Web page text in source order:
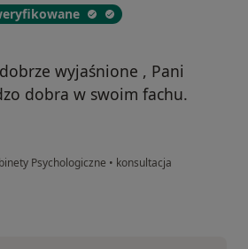
wyjaśnione , Pani
dobra w swoim fachu.
Psychologiczne • konsultacja
zostało usunięte